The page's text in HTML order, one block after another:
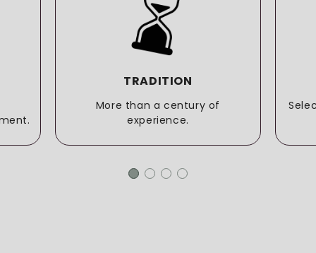
TRADITION
More than a century of
experience.